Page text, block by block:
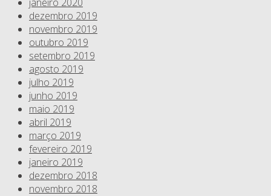
dezembro 2019
novembro 2019
outubro 2019
setembro 2019
agosto 2019
julho 2019
junho 2019
maio 2019
abril 2019
março 2019
fevereiro 2019
janeiro 2019
dezembro 2018
novembro 2018